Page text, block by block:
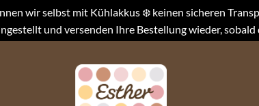
wir selbst mit Kühlakkus ❄️ keinen sicheren
und versenden Ihre Bestellung wieder, sobald